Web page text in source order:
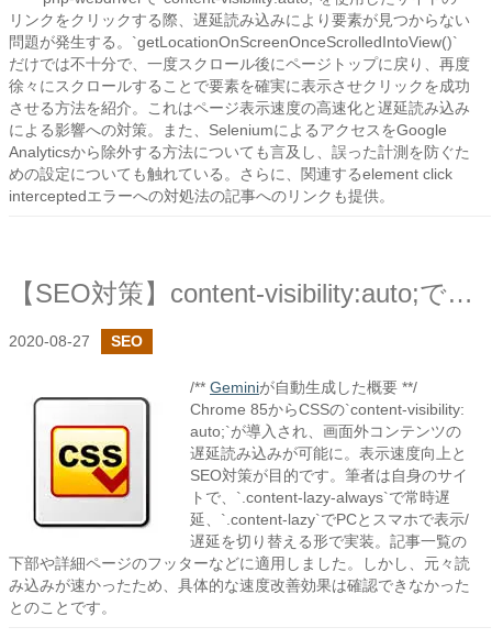
リンクをクリックする際、遅延読み込みにより要素が見つからない
問題が発生する。`getLocationOnScreenOnceScrolledIntoView()`
だけでは不十分で、一度スクロール後にページトップに戻り、再度
徐々にスクロールすることで要素を確実に表示させクリックを成功
させる方法を紹介。これはページ表示速度の高速化と遅延読み込み
による影響への対策。また、SeleniumによるアクセスをGoogle
Analyticsから除外する方法についても言及し、誤った計測を防ぐた
めの設定についても触れている。さらに、関連するelement click
interceptedエラーへの対処法の記事へのリンクも提供。
【SEO対策】content-visibility:auto;でコンテンツの遅延読み込み
2020-08-27 SEO
/** Geminiが自動生成した概要 **/
Chrome 85からCSSの`content-visibility:
auto;`が導入され、画面外コンテンツの
遅延読み込みが可能に。表示速度向上と
SEO対策が目的です。筆者は自身のサイ
トで、`.content-lazy-always`で常時遅
延、`.content-lazy`でPCとスマホで表示/
遅延を切り替える形で実装。記事一覧の
下部や詳細ページのフッターなどに適用しました。しかし、元々読
み込みが速かったため、具体的な速度改善効果は確認できなかった
とのことです。